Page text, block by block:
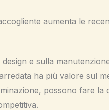
aumenta le
e sulla manutenzione
ha più valore sul
possono fare